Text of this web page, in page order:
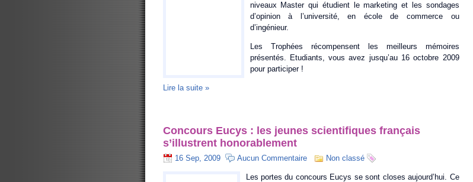
niveaux Master qui étudient le marketing et les sondages
d’opinion à l’université, en école de commerce ou
d’ingénieur.
Les Trophées récompensent les meilleurs mémoires
présentés. Etudiants, vous avez jusqu’au 16 octobre 2009
pour participer !
Lire la suite »
Concours Eucys : les jeunes scientifiques français
s’illustrent honorablement
16 Sep, 2009 Aucun Commentaire Non classé
Les portes du concours Eucys se sont closes aujourd’hui. Ce